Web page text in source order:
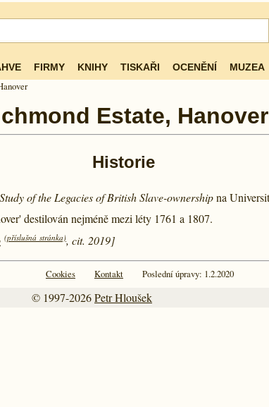
FIRMY KNIHY TISKAŘI OCENĚNÍ MUZEA
Estate, Hanover
Historie
of the Legacies of British Slave-ownershipna
destilován nejméně mezi léty 1761 a 1807.
(příslušná stránka), cit. 2019]
Cookies Kontakt Poslední úpravy: 1.2.2020
© 1997-2026Petr Hloušek